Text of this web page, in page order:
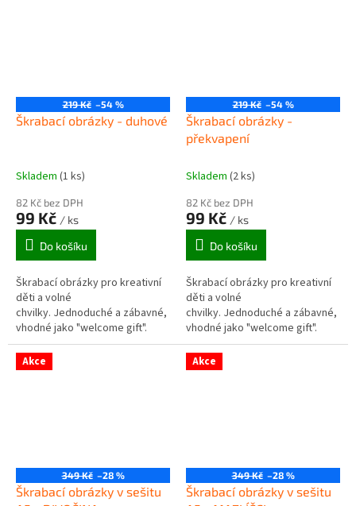
219 Kč –54 %
Škrabací obrázky - duhové
Skladem (1 ks)
82 Kč bez DPH
99 Kč / ks
Do košíku
Škrabací obrázky pro kreativní
děti a volné
chvilky. Jednoduché a zábavné,
vhodné jako "welcome gift".
219 Kč –54 %
Škrabací obrázky -
překvapení
Skladem (2 ks)
82 Kč bez DPH
99 Kč / ks
Do košíku
Škrabací obrázky pro kreativní
děti a volné
chvilky. Jednoduché a zábavné,
vhodné jako "welcome gift".
Akce
349 Kč –28 %
Škrabací obrázky v sešitu
Akce
349 Kč –28 %
Škrabací obrázky v sešitu